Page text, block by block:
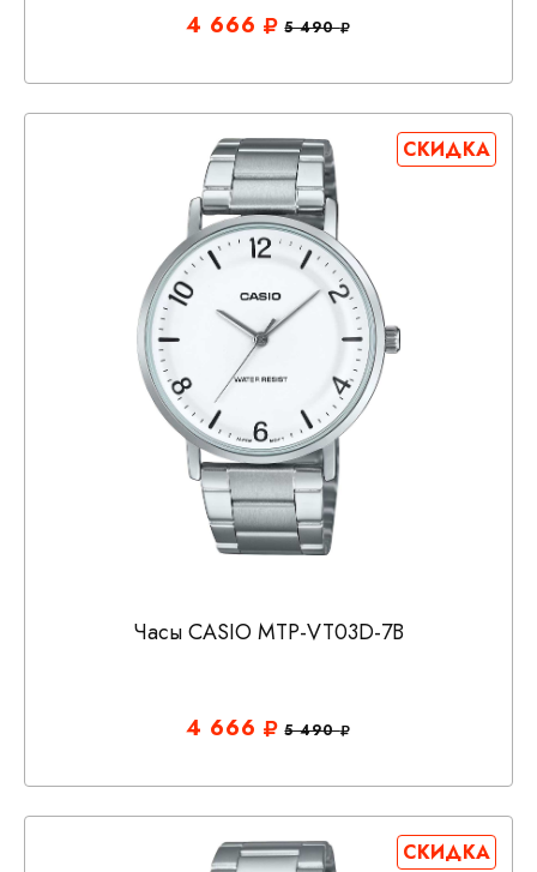
4 666 5 490
СКИДКА
Часы CASIO MTP-VT03D-7B
4 666 5 490
СКИДКА